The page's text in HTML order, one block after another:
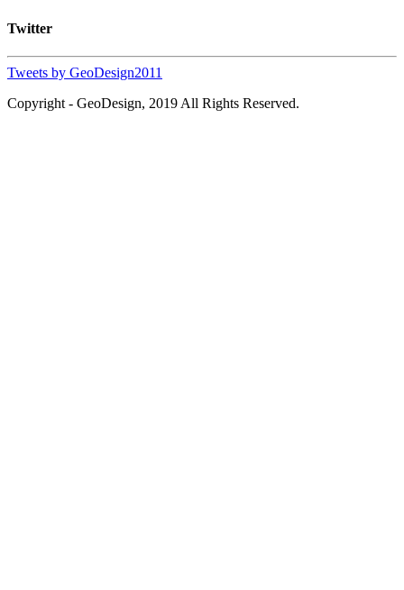
Twitter
Tweets by GeoDesign2011
Copyright - GeoDesign, 2019 All Rights Reserved.